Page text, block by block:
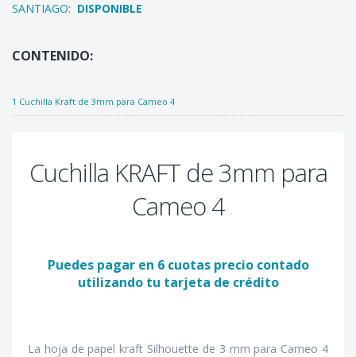
SANTIAGO: DISPONIBLE
CONTENIDO:
1 Cuchilla Kraft de 3mm para Cameo 4
Cuchilla KRAFT de 3mm para
Cameo 4
Puedes pagar en 6 cuotas precio contado
utilizando tu tarjeta de crédito
La hoja de papel kraft Silhouette de 3 mm para Cameo 4